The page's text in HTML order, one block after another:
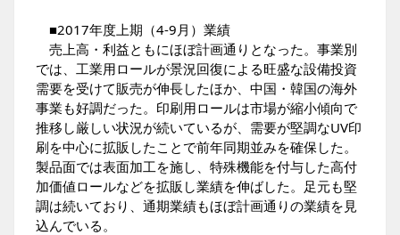
■2017年度上期（4-9月）業績
売上高・利益ともにほぼ計画通りとなった。事業別
では、工業用ロールが景況回復による旺盛な設備投資
需要を受けて販売が伸長したほか、中国・韓国の海外
事業も好調だった。印刷用ロールは市場が縮小傾向で
推移し厳しい状況が続いているが、需要が堅調なUV印
刷を中心に拡販したことで前年同期並みを確保した。
製品面では表面加工を施し、特殊機能を付与した高付
加価値ロールなどを拡販し業績を伸ばした。足元も堅
調は続いており、通期業績もほぼ計画通りの業績を見
込んでいる。